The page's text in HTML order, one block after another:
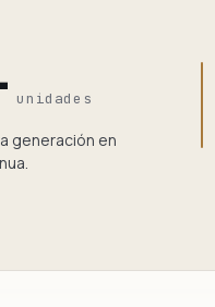
unidades
generación en